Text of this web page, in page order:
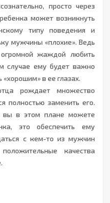
просто через
может возникнуть
типу поведения и
мужчины «плохие». Ведь
жаждой любить
случае ему будет важно
в ее глазах.
рождает множество
полностью заменить его.
вы в этом плане можете
это обеспечить ему
с кем-то из мужчин
качества